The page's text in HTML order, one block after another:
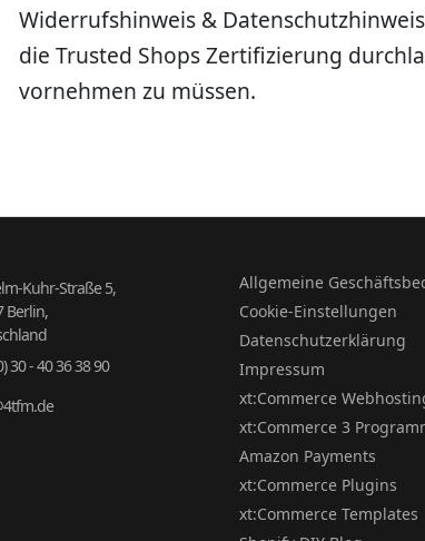
Widerrufshinweis &
die Trusted Shops Zertifizierung
vornehmen zu müssen.
Kuhr-Straße 5,
Berlin,
30 - 40 36 38 90
Allgemeine
Cookie-Einstellungen
Datenschutzerklärung
Impressum
xt:Commerce
xt:Commerce 3
Amazon Payments
xt:Commerce Plugins
xt:Commerce Templates